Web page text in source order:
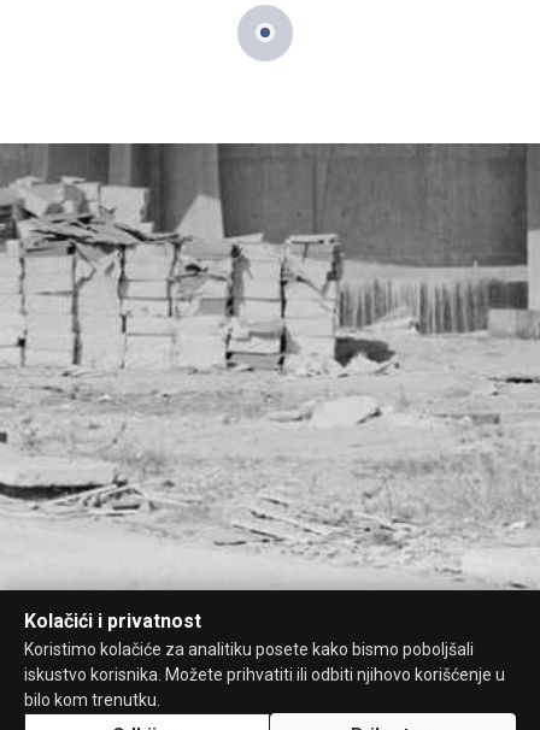
Kolačići i privatnost
Koristimo kolačiće za analitiku posete kako bismo poboljšali
iskustvo korisnika. Možete prihvatiti ili odbiti njihovo korišćenje u
bilo kom trenutku.